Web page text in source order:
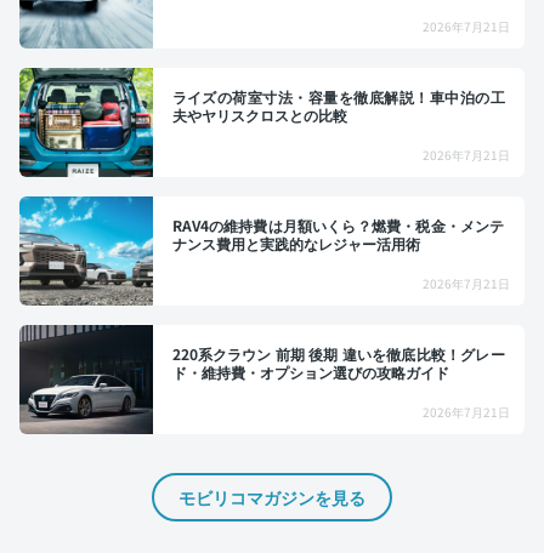
2026年7月21日
ライズの荷室寸法・容量を徹底解説！車中泊の工
夫やヤリスクロスとの比較
2026年7月21日
RAV4の維持費は月額いくら？燃費・税金・メンテ
ナンス費用と実践的なレジャー活用術
2026年7月21日
220系クラウン 前期 後期 違いを徹底比較！グレー
ド・維持費・オプション選びの攻略ガイド
2026年7月21日
モビリコマガジンを見る